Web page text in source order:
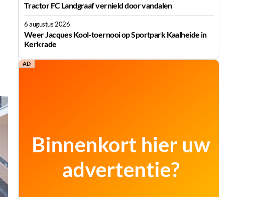
Tractor FC Landgraaf vernield door vandalen
6 augustus 2026
Weer Jacques Kool-toernooi op Sportpark Kaalheide in
Kerkrade
AD